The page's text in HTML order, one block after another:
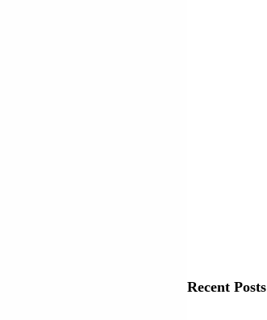
Recent Posts